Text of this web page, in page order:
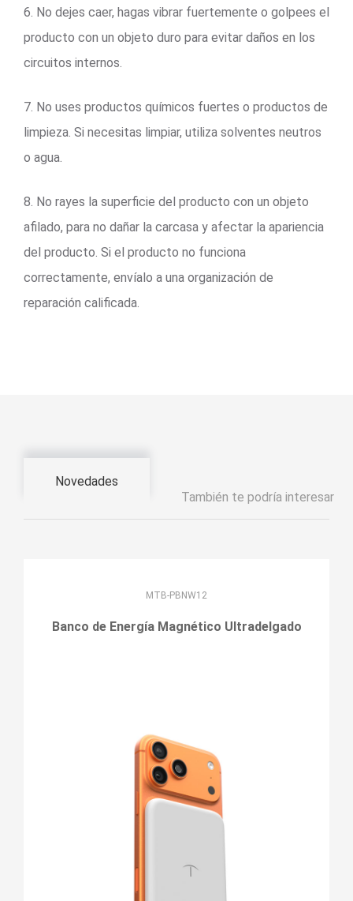
6. No dejes caer, hagas vibrar fuertemente o golpees el
producto con un objeto duro para evitar daños en los
circuitos internos.
7. No uses productos químicos fuertes o productos de
limpieza. Si necesitas limpiar, utiliza solventes neutros
o agua.
8. No rayes la superficie del producto con un objeto
afilado, para no dañar la carcasa y afectar la apariencia
del producto. Si el producto no funciona
correctamente, envíalo a una organización de
reparación calificada.
Novedades
También te podría interesar
MTB-PBNW12
Banco de Energía Magnético Ultradelgado